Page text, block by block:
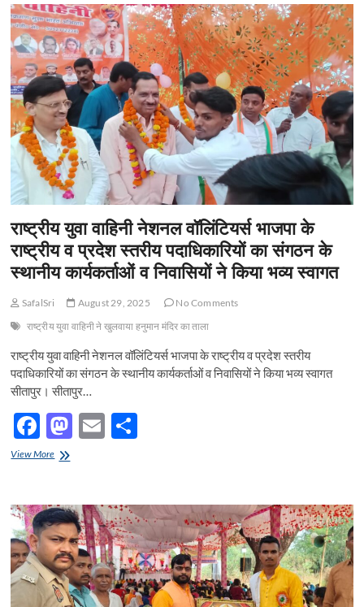
o
o
k
o
n
से
बनेगा
भव्य
गुरुकुल
—
राष्ट्रीय
युवा
वाहिनी
नेशनल
वालंटियर
भाजपा
का
भव्य
कार्यक्रम
राष्ट्रीय युवा वाहिनी नेशनल वॉलिंटियर्स भाजपा के
राष्ट्रीय व प्रदेश स्तरीय पदाधिकारियों का संगठन के
स्थानीय कार्यकर्ताओं व निवासियों ने किया भव्य स्वागत
SafalSri August 29, 2025
No Comments
राष्ट्रीय युवा वाहिनी ने खुलवाया हनुमान मंदिर का ताला
राष्ट्रीय युवा वाहिनी नेशनल वॉलिंटियर्स भाजपा के राष्ट्रीय व प्रदेश स्तरीय
पदाधिकारियों का संगठन के स्थानीय कार्यकर्ताओं व निवासियों ने किया भव्य स्वागत
सीतापुर। सीतापुर…
F
ac
b
o
o
k
M
d
o
n
E
e
View Moreराष्ट्रीय
वॉलिंटियर्स
भाजपा
के
राष्ट्रीय
व
प्रदेश
स्तरीय